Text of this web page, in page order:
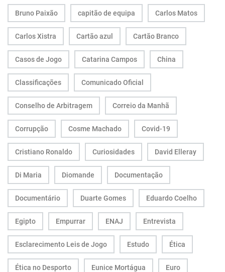
Bruno Paixão capitão de equipa Carlos Matos
Carlos Xistra Cartão azul Cartão Branco
Casos de Jogo Catarina Campos China
Classificações Comunicado Oficial
Conselho de Arbitragem Correio da Manhã
Corrupção Cosme Machado Covid-19
Cristiano Ronaldo Curiosidades David Elleray
Di Maria Diomande Documentação
Documentário Duarte Gomes Eduardo Coelho
Egipto Empurrar ENAJ Entrevista
Esclarecimento Leis de Jogo Estudo Ética
Ética no Desporto Eunice Mortágua Euro